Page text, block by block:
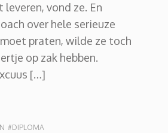
vond ze. En
over hele serieuze
praten, wilde ze toch
op zak hebben.
[…]
#DIPLOMA